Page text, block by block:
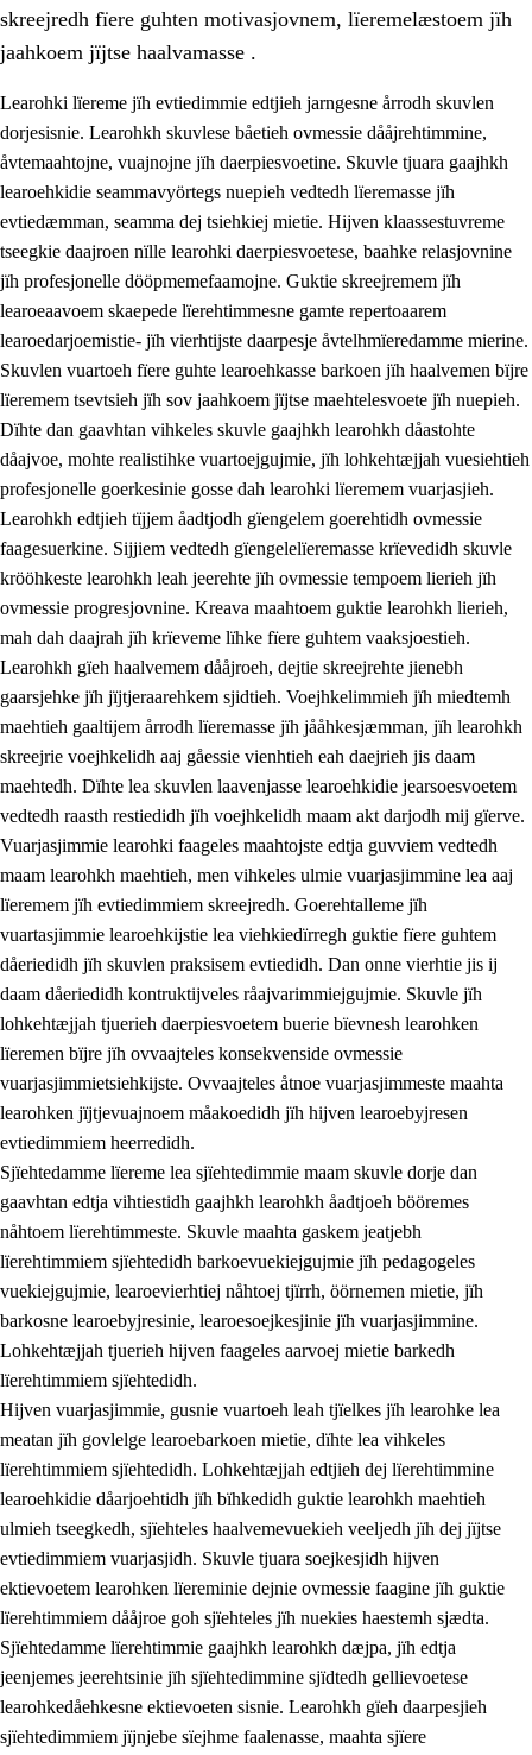
3. Prinsihph skuvlen rïektesisnie
3.1 Feerhmeles lïeremebyjrese
3.2 Ööhpehtimmie jïh sjïehtedamme lïerehtimmie
3.3 Gåetie jïh skuvle laavenjostoeh
3.4 Lïerehtimmie learoesïeltesne jïh barkoejielemisnie
3.5 Profesjonsektievoete jïh skuvleevtiedimmie
skreejredh fïere guhten motivasjovnem, lïeremelæstoem jïh
jaahkoem jïjtse haalvamasse .
Learohki lïereme jïh evtiedimmie edtjieh jarngesne årrodh skuvlen
dorjesisnie. Learohkh skuvlese båetieh ovmessie dååjrehtimmine,
åvtemaahtojne, vuajnojne jïh daerpiesvoetine. Skuvle tjuara gaajhkh
learoehkidie seammavyörtegs nuepieh vedtedh lïeremasse jïh
evtiedæmman, seamma dej tsiehkiej mietie. Hijven klaassestuvreme
tseegkie daajroen nïlle learohki daerpiesvoetese, baahke relasjovnine
jïh profesjonelle dööpmemefaamojne. Guktie skreejremem jïh
learoeaavoem skaepede lïerehtimmesne gamte repertoaarem
learoedarjoemistie- jïh vierhtijste daarpesje åvtelhmïeredamme mierine.
Skuvlen vuartoeh fïere guhte learoehkasse barkoen jïh haalvemen bïjre
lïeremem tsevtsieh jïh sov jaahkoem jïjtse maehtelesvoete jïh nuepieh.
Dïhte dan gaavhtan vihkeles skuvle gaajhkh learohkh dåastohte
dåajvoe, mohte realistihke vuartoejgujmie, jïh lohkehtæjjah vuesiehtieh
profesjonelle goerkesinie gosse dah learohki lïeremem vuarjasjieh.
Learohkh edtjieh tïjjem åadtjodh gïengelem goerehtidh ovmessie
faagesuerkine. Sijjiem vedtedh gïengelelïeremasse krïevedidh skuvle
krööhkeste learohkh leah jeerehte jïh ovmessie tempoem lierieh jïh
ovmessie progresjovnine. Kreava maahtoem guktie learohkh lierieh,
mah dah daajrah jïh krïeveme lïhke fïere guhtem vaaksjoestieh.
Learohkh gïeh haalvemem dååjroeh, dejtie skreejrehte jienebh
gaarsjehke jïh jïjtjeraarehkem sjidtieh. Voejhkelimmieh jïh miedtemh
maehtieh gaaltijem årrodh lïeremasse jïh jååhkesjæmman, jïh learohkh
skreejrie voejhkelidh aaj gåessie vienhtieh eah daejrieh jis daam
maehtedh. Dïhte lea skuvlen laavenjasse learoehkidie jearsoesvoetem
vedtedh raasth restiedidh jïh voejhkelidh maam akt darjodh mij gïerve.
Vuarjasjimmie learohki faageles maahtojste edtja guvviem vedtedh
maam learohkh maehtieh, men vihkeles ulmie vuarjasjimmine lea aaj
lïeremem jïh evtiedimmiem skreejredh. Goerehtalleme jïh
vuartasjimmie learoehkijstie lea viehkiedïrregh guktie fïere guhtem
dåeriedidh jïh skuvlen praksisem evtiedidh. Dan onne vierhtie jis ij
daam dåeriedidh kontruktijveles råajvarimmiejgujmie. Skuvle jïh
lohkehtæjjah tjuerieh daerpiesvoetem buerie bïevnesh learohken
lïeremen bïjre jïh ovvaajteles konsekvenside ovmessie
vuarjasjimmietsiehkijste. Ovvaajteles åtnoe vuarjasjimmeste maahta
learohken jïjtjevuajnoem måakoedidh jïh hijven learoebyjresen
evtiedimmiem heerredidh.
Sjïehtedamme lïereme lea sjïehtedimmie maam skuvle dorje dan
gaavhtan edtja vihtiestidh gaajhkh learohkh åadtjoeh bööremes
nåhtoem lïerehtimmeste. Skuvle maahta gaskem jeatjebh
lïerehtimmiem sjïehtedidh barkoevuekiejgujmie jïh pedagogeles
vuekiejgujmie, learoevierhtiej nåhtoej tjïrrh, öörnemen mietie, jïh
barkosne learoebyjresinie, learoesoejkesjinie jïh vuarjasjimmine.
Lohkehtæjjah tjuerieh hijven faageles aarvoej mietie barkedh
lïerehtimmiem sjïehtedidh.
Hijven vuarjasjimmie, gusnie vuartoeh leah tjïelkes jïh learohke lea
meatan jïh govlelge learoebarkoen mietie, dïhte lea vihkeles
lïerehtimmiem sjïehtedidh. Lohkehtæjjah edtjieh dej lïerehtimmine
learoehkidie dåarjoehtidh jïh bïhkedidh guktie learohkh maehtieh
ulmieh tseegkedh, sjïehteles haalvemevuekieh veeljedh jïh dej jïjtse
evtiedimmiem vuarjasjidh. Skuvle tjuara soejkesjidh hijven
ektievoetem learohken lïereminie dejnie ovmessie faagine jïh guktie
lïerehtimmiem dååjroe goh sjïehteles jïh nuekies haestemh sjædta.
Sjïehtedamme lïerehtimmie gaajhkh learohkh dæjpa, jïh edtja
jeenjemes jeerehtsinie jïh sjïehtedimmine sjïdtedh gellievoetese
learohkedåehkesne ektievoeten sisnie. Learohkh gïeh daarpesjieh
sjïehtedimmiem jïjnjebe sïejhme faalenasse, maahta sjïere